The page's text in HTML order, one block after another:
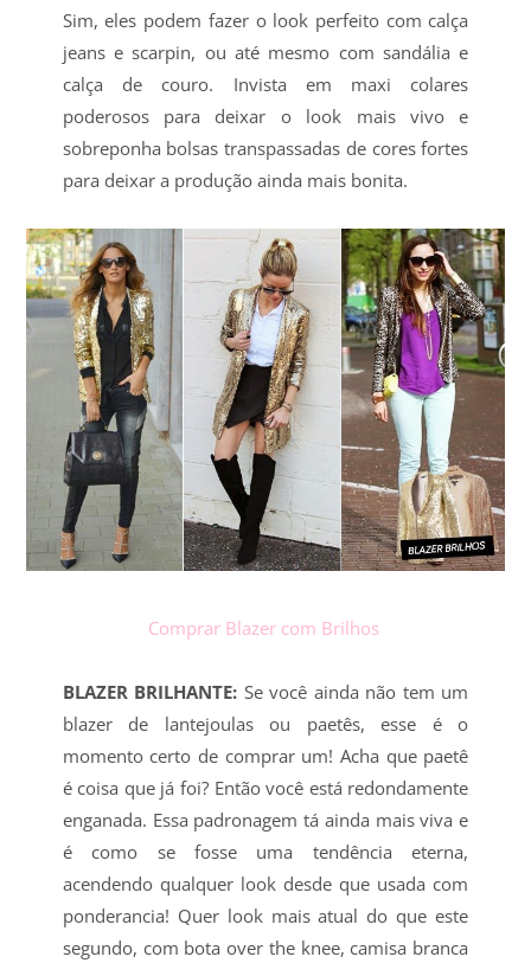
Sim, eles podem fazer o look perfeito com calça
jeans e scarpin, ou até mesmo com sandália e
calça de couro. Invista em maxi colares
poderosos para deixar o look mais vivo e
sobreponha bolsas transpassadas de cores fortes
para deixar a produção ainda mais bonita.
Comprar Blazer com Brilhos
BLAZER BRILHANTE: Se você ainda não tem um
blazer de lantejoulas ou paetês, esse é o
momento certo de comprar um! Acha que paetê
é coisa que já foi? Então você está redondamente
enganada. Essa padronagem tá ainda mais viva e
é como se fosse uma tendência eterna,
acendendo qualquer look desde que usada com
ponderancia! Quer look mais atual do que este
segundo, com bota over the knee, camisa branca